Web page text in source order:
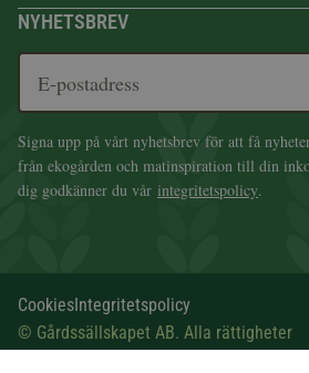
NYHETSBREV
Signa upp på vårt nyhetsbrev för att få
från ekogården och matinspiration till din
dig godkänner du vår integritetspolicy.
CookiesIntegritetspolicy
© Gårdssällskapet AB. Alla rättigheter